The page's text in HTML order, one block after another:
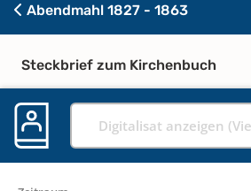
Abendmahl 1827 - 1863
Steckbrief zum Kirchenbuch
Digitalisat anzeigen